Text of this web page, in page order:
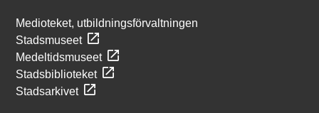
Medioteket, utbildningsförvaltningen
Stadsmuseet
Medeltidsmuseet
Stadsbiblioteket
Stadsarkivet